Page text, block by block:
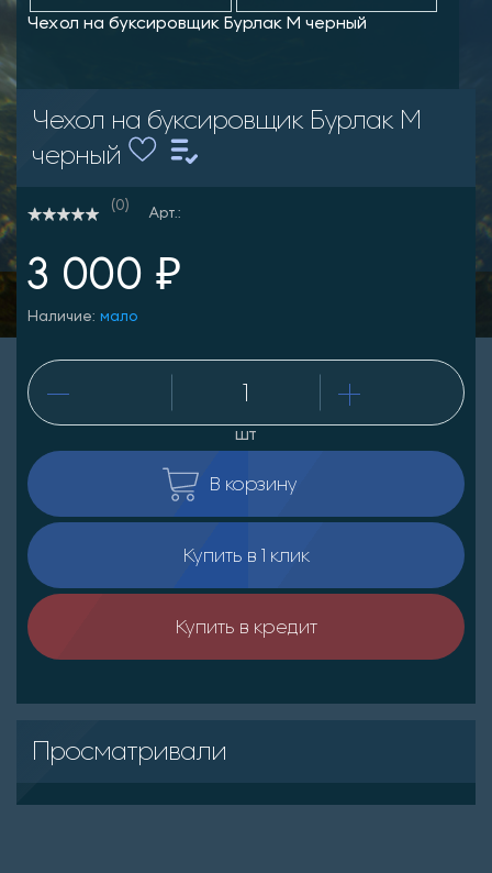
Чехол на буксировщик Бурлак М черный
Чехол на буксировщик Бурлак М
черный
(0)
Арт.:
3 000 ₽
Наличие: мало
шт
В корзину
Купить в 1 клик
Купить в кредит
Просматривали